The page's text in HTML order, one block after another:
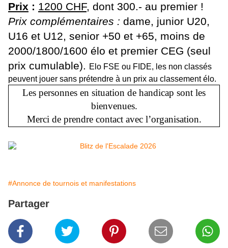
Prix : 1200 CHF, dont 300.- au premier !
Prix complémentaires : dame, junior U20,
U16 et U12, senior +50 et +65, moins de
2000/1800/1600 élo et premier CEG (seul
prix cumulable). Elo FSE ou FIDE, les non classés
peuvent jouer sans prétendre à un prix au classement élo.
Les personnes en situation de handicap sont les
bienvenues.
Merci de prendre contact avec l’organisation.
#Annonce de tournois et manifestations
Partager